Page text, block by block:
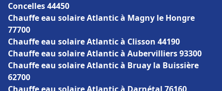
Concelles 44450
Chauffe eau solaire Atlantic à Magny le Hongre
77700
Chauffe eau solaire Atlantic à Clisson 44190
Chauffe eau solaire Atlantic à Aubervilliers 93300
Chauffe eau solaire Atlantic à Bruay la Buissière
62700